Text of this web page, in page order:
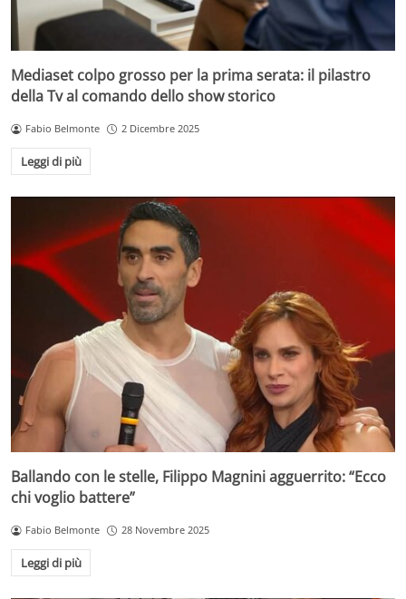
Mediaset colpo grosso per la prima serata: il pilastro
della Tv al comando dello show storico
Fabio Belmonte 2 Dicembre 2025
Leggi di più
Ballando con le stelle, Filippo Magnini agguerrito: “Ecco
chi voglio battere”
Fabio Belmonte 28 Novembre 2025
Leggi di più